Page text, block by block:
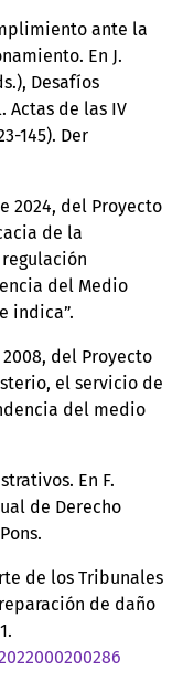
ante la
En J.
Desafíos
de las IV
145). Der
2024, del Proyecto
de la
del Medio
indica”.
2008, del Proyecto
el servicio de
del medio
En F.
de Derecho
de los Tribunales
de daño